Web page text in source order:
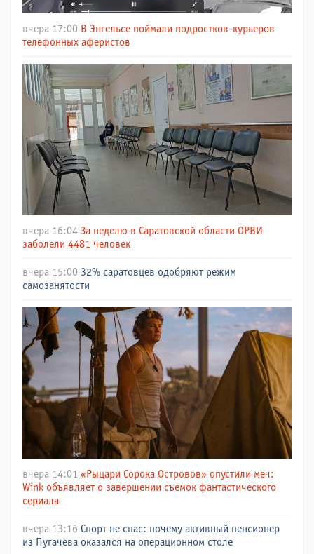
вчера 17:00 В Энгельсе поймали подростков-курьеров
телефонных аферистов
вчера 16:04 За неделю в Саратовской области ОРВИ
заболели 4481 человек
вчера 15:00 32% саратовцев одобряют режим
самозанятости
вчера 14:01 «Рыцари Сорока Островов» опустили меч:
Wink объявляет о завершении съемок фантастического
сериала
вчера 13:16 Спорт не спас: почему активный пенсионер
из Пугачева оказался на операционном столе